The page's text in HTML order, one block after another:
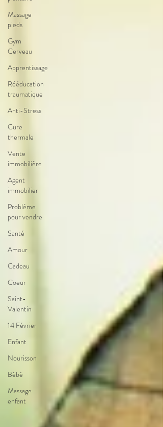
Massage
pieds
Gym
Cerveau
Apprentissage
Rééducation
traumatique
Anti-Stress
Cure
thermale
Vente
immobilière
Agent
immobilier
Problème
pour vendre
Santé
Amour
Cadeau
Coeur
Saint-
Valentin
14 Février
Enfant
Nourisson
Bébé
Massage
enfant